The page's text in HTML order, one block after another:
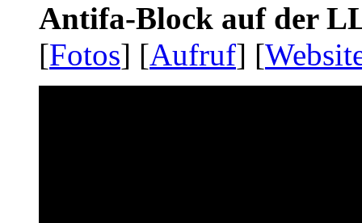
Antifa-Block auf der
[Fotos] [Aufruf] [